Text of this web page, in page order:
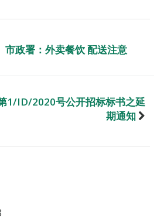
市政署：外卖餐饮 配送注意
1/ID/2020号公开招标标书之延
期通知